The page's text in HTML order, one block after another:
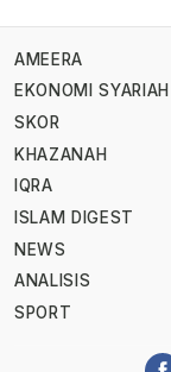
AMEERA
EKONOMI SYARIAH
SKOR
KHAZANAH
IQRA
ISLAM DIGEST
NEWS
ANALISIS
SPORT